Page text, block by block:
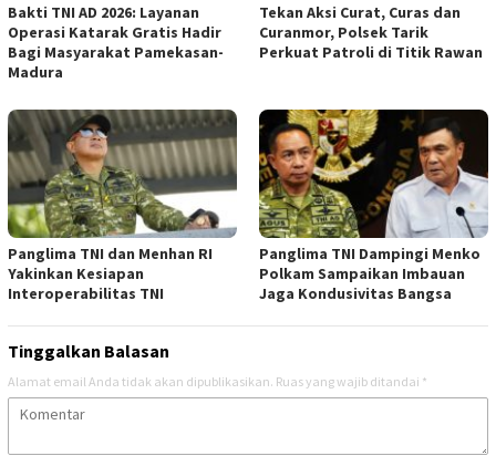
Bakti TNI AD 2026: Layanan
Operasi Katarak Gratis Hadir
Bagi Masyarakat Pamekasan-
Madura
Tekan Aksi Curat, Curas dan
Curanmor, Polsek Tarik
Perkuat Patroli di Titik Rawan
Panglima TNI dan Menhan RI
Yakinkan Kesiapan
Interoperabilitas TNI
Panglima TNI Dampingi Menko
Polkam Sampaikan Imbauan
Jaga Kondusivitas Bangsa
Tinggalkan Balasan
Alamat email Anda tidak akan dipublikasikan. Ruas yang wajib ditandai *